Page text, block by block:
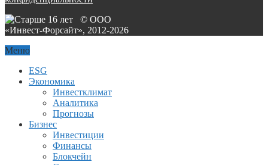
© ООО
«Инвест-Форсайт», 2012-2026
Меню
ESG
Экономика
Инвестклимат
Аналитика
Прогнозы
Бизнес
Инвестиции
Финансы
Блокчейн